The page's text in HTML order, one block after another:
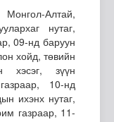
Алтай,
нутаг,
09-нд баруун
хойд, төвийн
хэсэг, зүүн
10-нд
ихэнх нутаг,
газраар, 11-